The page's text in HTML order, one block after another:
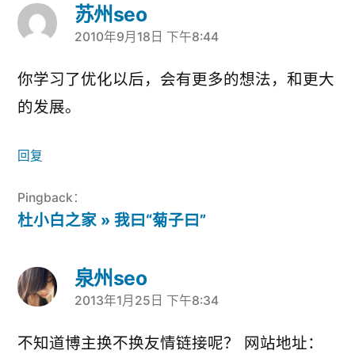
苏州seo
说：
2010年9月18日 下午8:44
你学习了优化以后，会有更多的想法，和更大
的发展。
回复
Pingback：
杜小白之家 » 我曰“菊子曰”
泉州seo
说：
2013年1月25日 下午8:34
不知道博主换不换友情链接呢？ 网站地址：